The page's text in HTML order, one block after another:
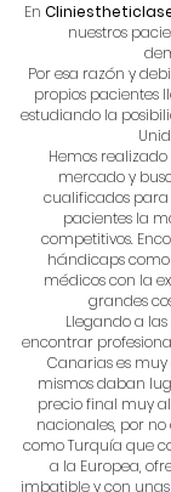
En
nuestros
Por esa razón y
propios pacientes
estudiando la
Hemos
mercado y
cualificados para
pacientes la
competitivos.
hándicaps
médicos con la
grandes
Llegando a las
encontrar
Canarias es muy
mismos daban
precio final muy
nacionales, por no
como Turquía que
a la Europea,
imbatible y con